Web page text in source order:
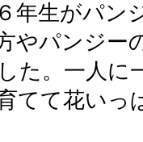
年生がパン
やパンジー
た。一人に
てて花いっ